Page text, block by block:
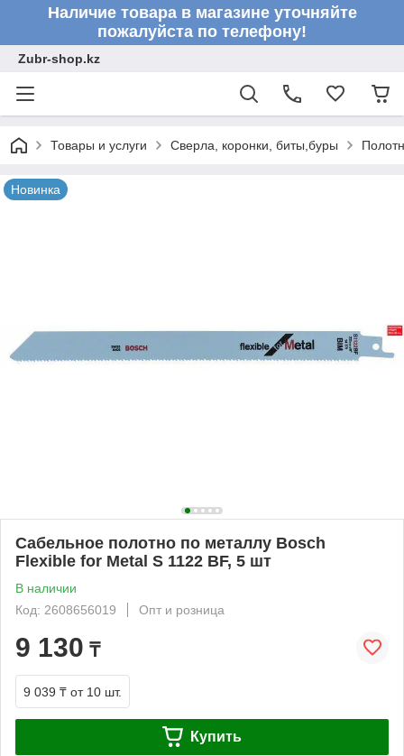
Наличие товара в магазине уточняйте
пожалуйста по телефону!
Zubr-shop.kz
Товары и услуги Сверла, коронки, биты,буры
Новинка
Сабельное полотно по металлу Bosch
Flexible for Metal S 1122 BF, 5 шт
В наличии
Код: 2608656019
Опт и розница
9 130 ₸
9 039 ₸ от 10 шт.
Купить